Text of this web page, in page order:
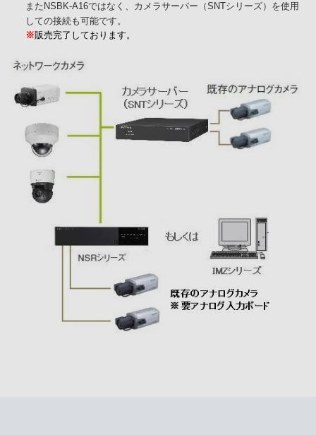
またNSBK-A16ではなく、カメラサーバー（SNTシリーズ）を使用
しての接続も可能です。
※販売完了しております。